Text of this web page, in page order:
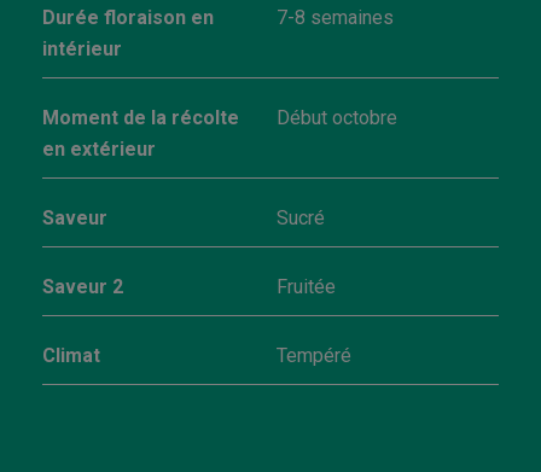
Durée floraison en
intérieur
7-8 semaines
Moment de la récolte
en extérieur
Début octobre
Saveur Sucré
Saveur 2 Fruitée
Climat Tempéré